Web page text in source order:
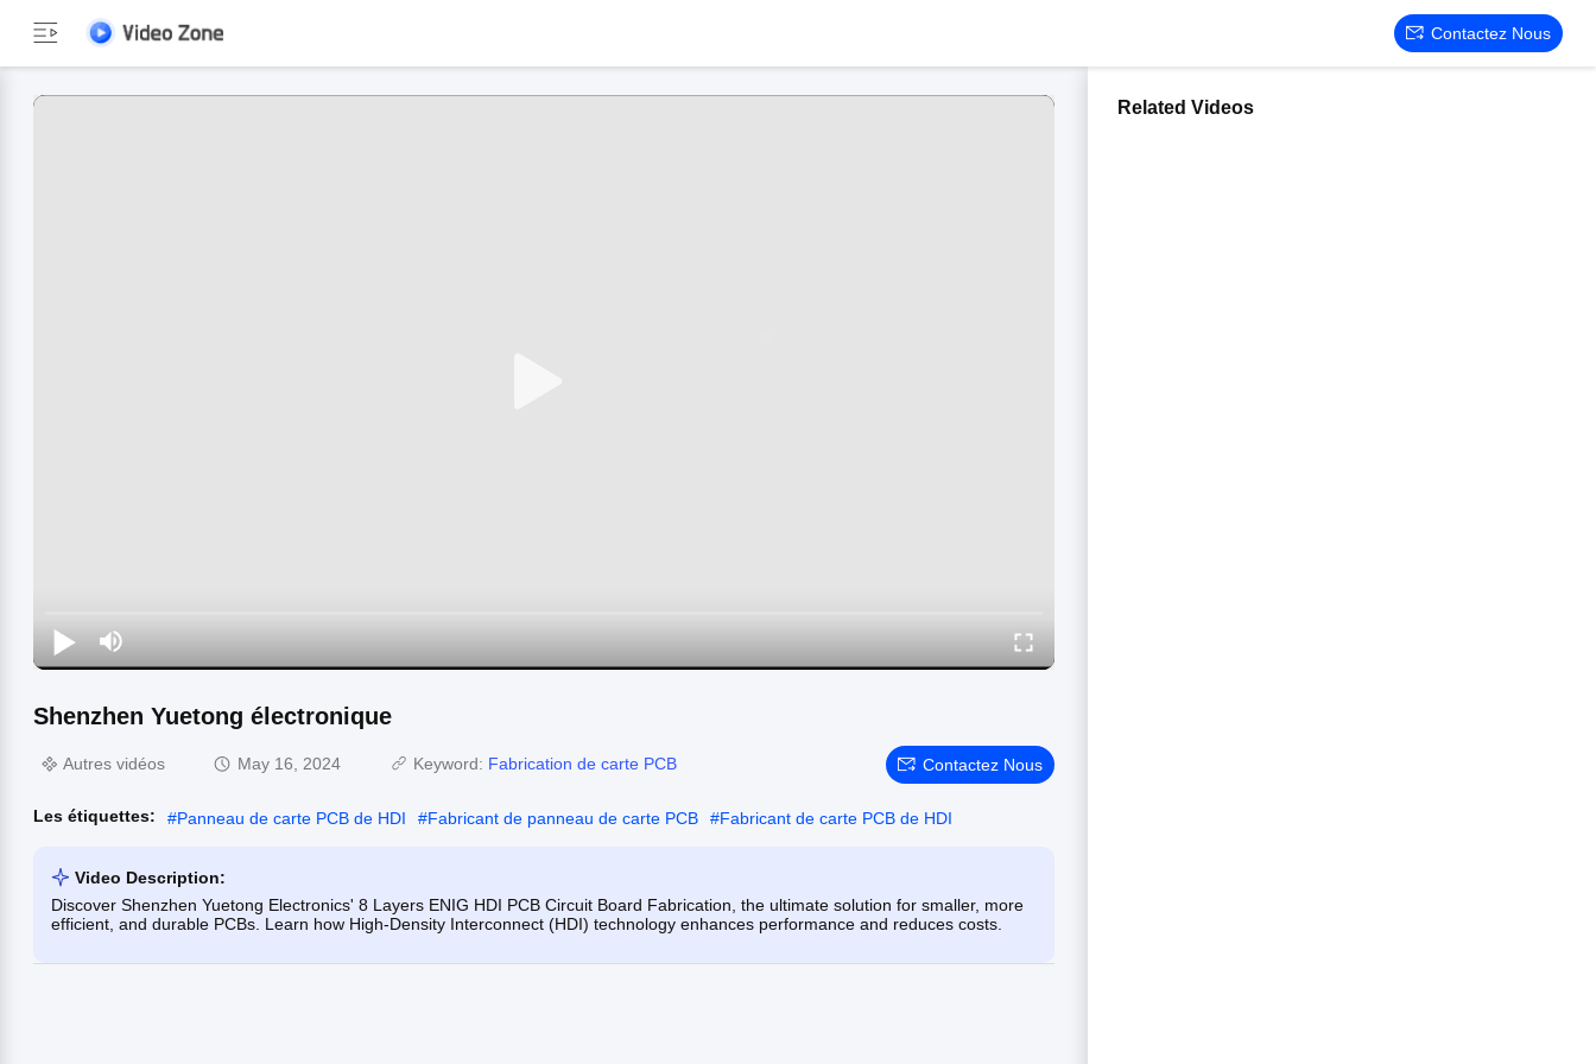
Contactez Nous
Shenzhen Yuetong électronique
Autres vidéos May 16, 2024 Keyword: Fabrication de carte PCB Contactez Nous
Les étiquettes: #Panneau de carte PCB de HDI #Fabricant de panneau de carte PCB #Fabricant de carte PCB de HDI
Video Description:
Discover Shenzhen Yuetong Electronics' 8 Layers ENIG HDI PCB Circuit Board Fabrication, the ultimate solution for smaller, more
efficient, and durable PCBs. Learn how High-Density Interconnect (HDI) technology enhances performance and reduces costs.
Related Videos